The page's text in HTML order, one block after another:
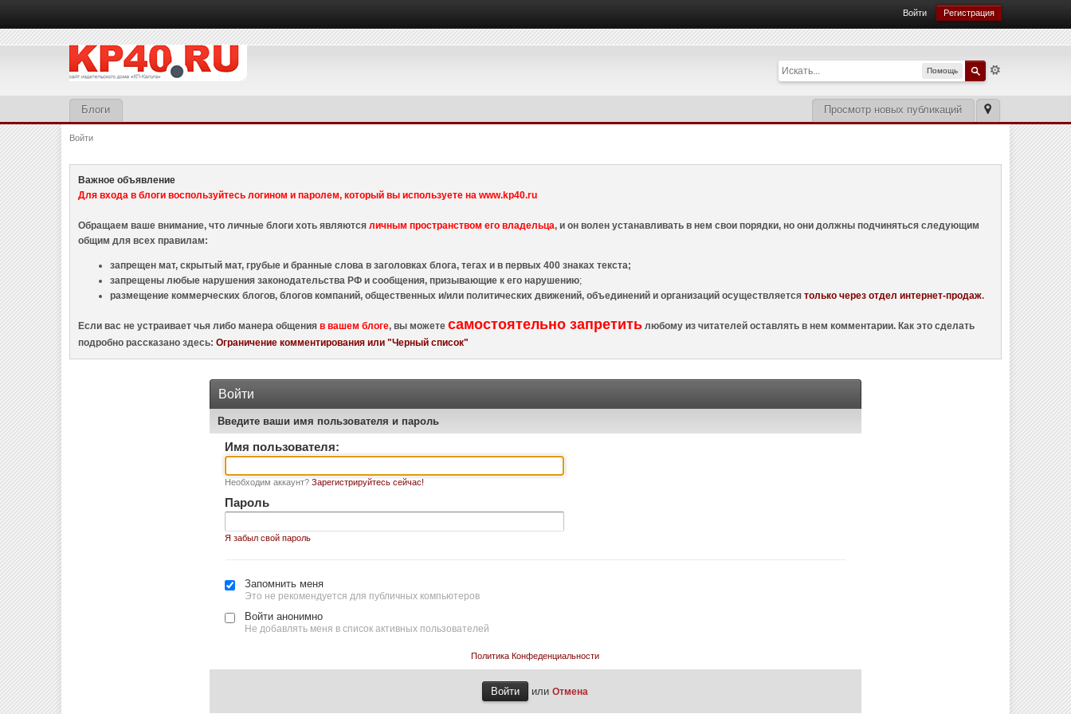
Войти Регистрация
Помощь
Просмотр новых публикаций
Блоги
Войти
Важное объявление
Для входа в блоги воспользуйтесь логином и паролем, который вы используете на www.kp40.ru
Обращаем ваше внимание, что личные блоги хоть являютсяличным пространством его владельца, и он волен устанавливать в нем свои порядки, но они должны подчиняться следующим
общим для всех правилам:
запрещен мат, скрытый мат, грубые и бранные слова в заголовках блога, тегах и в первых 400 знаках текста;
запрещены любые нарушения законодательства РФ и сообщения, призывающие к его нарушению;
размещение коммерческих блогов, блогов компаний, общественных и/или политических движений, объединений и организаций осуществляетсятолько через отдел интернет-продаж.
Если вас не устраивает чья либо манера общенияв вашем блоге, вы можетесамостоятельно запретить любому из читателей оставлять в нем комментарии. Как это сделать
подробно рассказано здесь:Ограничение комментирования или "Черный список"
Войти
Введите ваши имя пользователя и пароль
Имя пользователя:
Необходим аккаунт? Зарегистрируйтесь сейчас!
Пароль
Я забыл свой пароль
Запомнить меня
Это не рекомендуется для публичных компьютеров
Войти анонимно
Не добавлять меня в список активных пользователей
Политика Конфеденциальности
илиОтмена